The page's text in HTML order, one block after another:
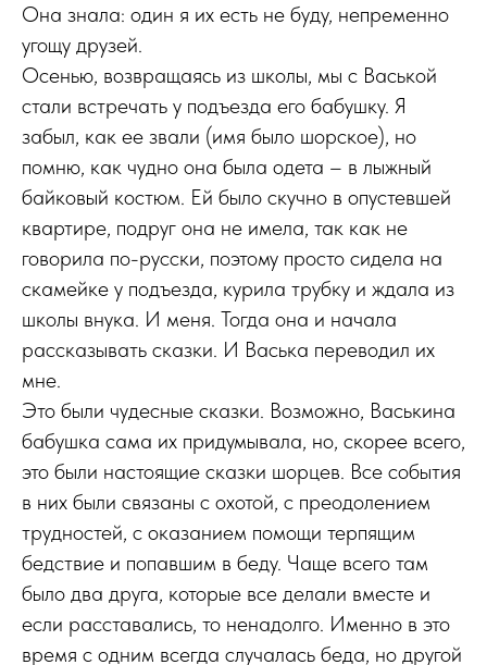
Она знала: один я их есть не буду, непременно
угощу друзей.
Осенью, возвращаясь из школы, мы с Васькой
стали встречать у подъезда его бабушку. Я
забыл, как ее звали (имя было шорское), но
помню, как чудно она была одета – в лыжный
байковый костюм. Ей было скучно в опустевшей
квартире, подруг она не имела, так как не
говорила по-русски, поэтому просто сидела на
скамейке у подъезда, курила трубку и ждала из
школы внука. И меня. Тогда она и начала
рассказывать сказки. И Васька переводил их
мне.
Это были чудесные сказки. Возможно, Васькина
бабушка сама их придумывала, но, скорее всего,
это были настоящие сказки шорцев. Все события
в них были связаны с охотой, с преодолением
трудностей, с оказанием помощи терпящим
бедствие и попавшим в беду. Чаще всего там
было два друга, которые все делали вместе и
если расставались, то ненадолго. Именно в это
время с одним всегда случалась беда, но другой